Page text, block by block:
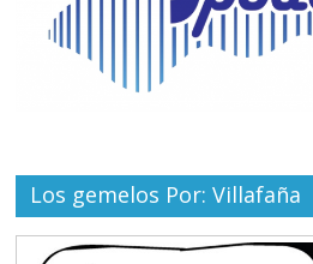
Los gemelos Por: Villafaña